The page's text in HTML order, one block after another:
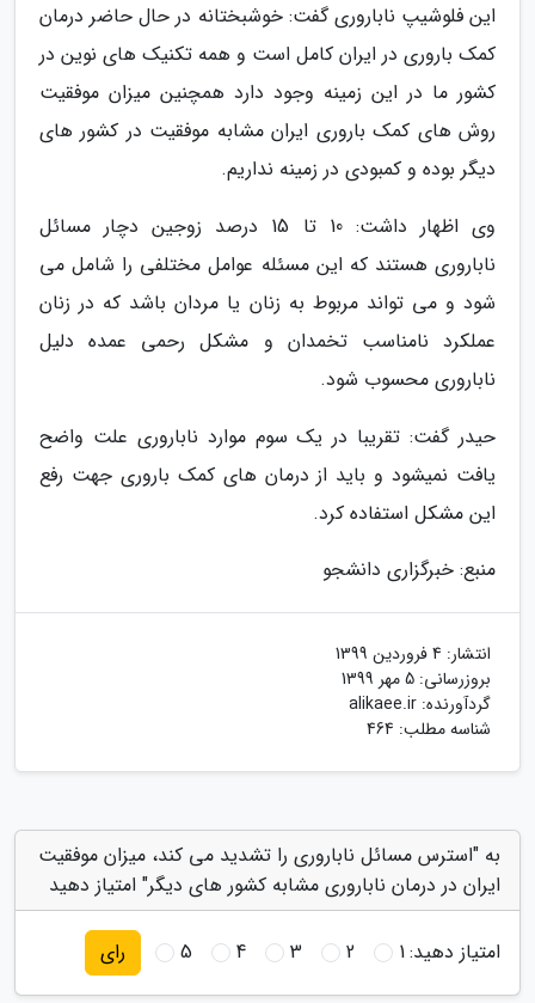
این فلوشیپ ناباروری گفت: خوشبختانه در حال حاضر درمان
کمک باروری در ایران کامل است و همه تکنیک های نوین در
کشور ما در این زمینه وجود دارد همچنین میزان موفقیت
روش های کمک باروری ایران مشابه موفقیت در کشور های
دیگر بوده و کمبودی در زمینه نداریم.
وی اظهار داشت: 10 تا 15 درصد زوجین دچار مسائل
ناباروری هستند که این مسئله عوامل مختلفی را شامل می
شود و می تواند مربوط به زنان یا مردان باشد که در زنان
عملکرد نامناسب تخمدان و مشکل رحمی عمده دلیل
ناباروری محسوب شود.
حیدر گفت: تقریبا در یک سوم موارد ناباروری علت واضح
یافت نمیشود و باید از درمان های کمک باروری جهت رفع
این مشکل استفاده کرد.
منبع: خبرگزاری دانشجو
انتشار: 4 فروردین 1399
بروزرسانی: 5 مهر 1399
گردآورنده: alikaee.ir
شناسه مطلب: 464
به "استرس مسائل ناباروری را تشدید می کند، میزان موفقیت
ایران در درمان ناباروری مشابه کشور های دیگر" امتیاز دهید
امتیاز دهید:1
2
3
4
5 رای